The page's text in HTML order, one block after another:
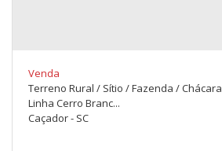
Venda
Terreno Rural / Sítio / Fazenda / Chácara
Linha Cerro Branc...
Caçador - SC